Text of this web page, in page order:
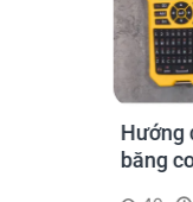
Hướng
băng